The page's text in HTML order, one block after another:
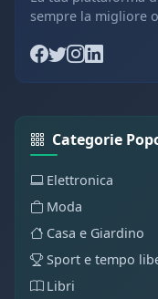
sempre la migliore
Categorie
Elettronica
Moda
Casa e Giardino
Sport e tempo
Libri